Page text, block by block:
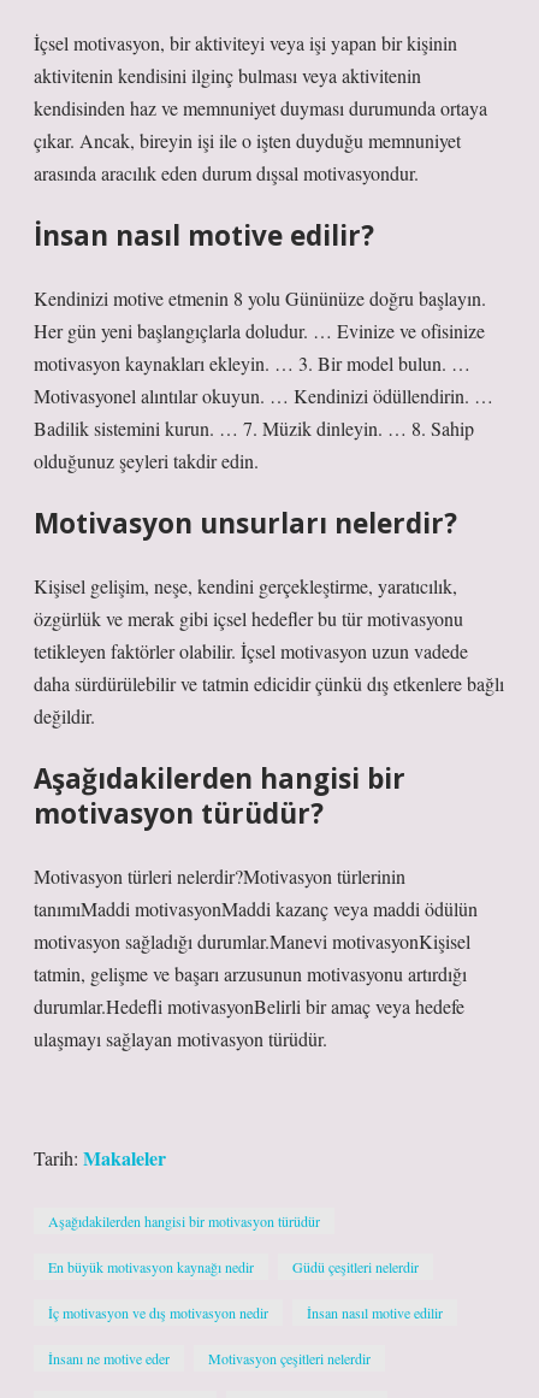
İçsel motivasyon, bir aktiviteyi veya işi yapan bir kişinin
aktivitenin kendisini ilginç bulması veya aktivitenin
kendisinden haz ve memnuniyet duyması durumunda ortaya
çıkar. Ancak, bireyin işi ile o işten duyduğu memnuniyet
arasında aracılık eden durum dışsal motivasyondur.
İnsan nasıl motive edilir?
Kendinizi motive etmenin 8 yolu Gününüze doğru başlayın.
Her gün yeni başlangıçlarla doludur. … Evinize ve ofisinize
motivasyon kaynakları ekleyin. … 3. Bir model bulun. …
Motivasyonel alıntılar okuyun. … Kendinizi ödüllendirin. …
Badilik sistemini kurun. … 7. Müzik dinleyin. … 8. Sahip
olduğunuz şeyleri takdir edin.
Motivasyon unsurları nelerdir?
Kişisel gelişim, neşe, kendini gerçekleştirme, yaratıcılık,
özgürlük ve merak gibi içsel hedefler bu tür motivasyonu
tetikleyen faktörler olabilir. İçsel motivasyon uzun vadede
daha sürdürülebilir ve tatmin edicidir çünkü dış etkenlere bağlı
değildir.
Aşağıdakilerden hangisi bir
motivasyon türüdür?
Motivasyon türleri nelerdir?Motivasyon türlerinin
tanımıMaddi motivasyonMaddi kazanç veya maddi ödülün
motivasyon sağladığı durumlar.Manevi motivasyonKişisel
tatmin, gelişme ve başarı arzusunun motivasyonu artırdığı
durumlar.Hedefli motivasyonBelirli bir amaç veya hedefe
ulaşmayı sağlayan motivasyon türüdür.
Tarih: Makaleler
Aşağıdakilerden hangisi bir motivasyon türüdür
En büyük motivasyon kaynağı nedir Güdü çeşitleri nelerdir
İç motivasyon ve dış motivasyon nedir İnsan nasıl motive edilir
İnsanı ne motive eder Motivasyon çeşitleri nelerdir